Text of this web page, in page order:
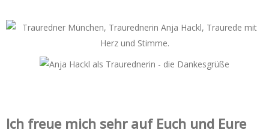
Ich freue mich sehr auf Euch und Eure